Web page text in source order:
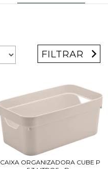
FILTRAR
CAIXA ORGANIZADORA CUBE P